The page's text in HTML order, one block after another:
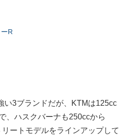
R
い3ブランドだが、KTMは125cc
、ハスクバーナも250ccから
ートモデルをラインアップして